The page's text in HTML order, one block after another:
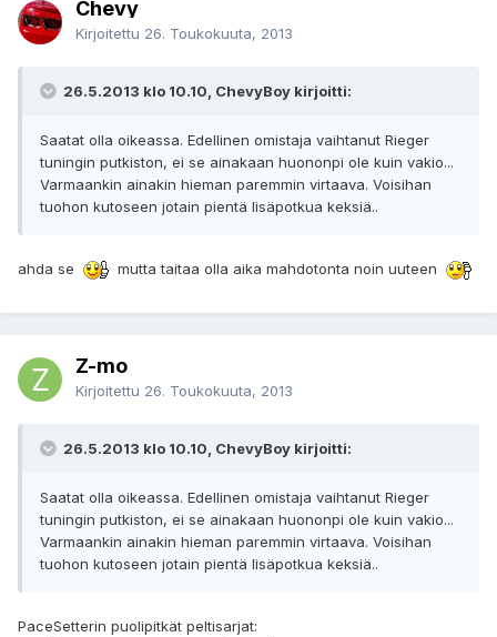
Chevy
Kirjoitettu 26. Toukokuuta, 2013
26.5.2013 klo 10.10, ChevyBoy kirjoitti:
Saatat olla oikeassa. Edellinen omistaja vaihtanut Rieger
tuningin putkiston, ei se ainakaan huononpi ole kuin vakio...
Varmaankin ainakin hieman paremmin virtaava. Voisihan
tuohon kutoseen jotain pientä lisäpotkua keksiä..
ahda se mutta taitaa olla aika mahdotonta noin uuteen
Z-mo
Kirjoitettu 26. Toukokuuta, 2013
26.5.2013 klo 10.10, ChevyBoy kirjoitti:
Saatat olla oikeassa. Edellinen omistaja vaihtanut Rieger
tuningin putkiston, ei se ainakaan huononpi ole kuin vakio...
Varmaankin ainakin hieman paremmin virtaava. Voisihan
tuohon kutoseen jotain pientä lisäpotkua keksiä..
PaceSetterin puolipitkät peltisarjat: